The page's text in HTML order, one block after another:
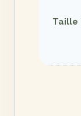
Taille